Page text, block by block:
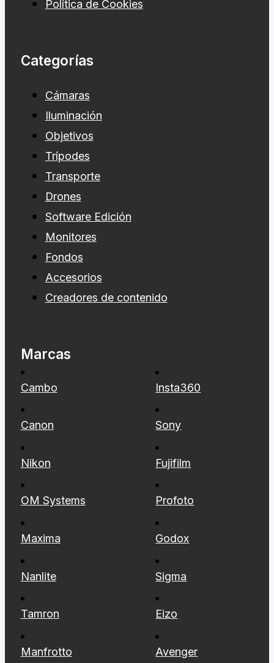
Política de Cookies
Categorías
Cámaras
Iluminación
Objetivos
Trípodes
Transporte
Drones
Software Edición
Monitores
Fondos
Accesorios
Creadores de contenido
Marcas
Cambo Insta360
Canon Sony
Nikon Fujifilm
OM Systems Profoto
Maxima Godox
Nanlite Sigma
Tamron Eizo
Manfrotto Avenger